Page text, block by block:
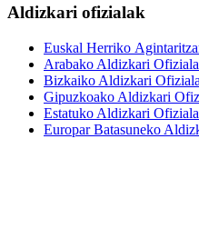
Aldizkari ofizialak
Euskal Herriko
Arabako Aldizkari Ofiziala
Bizkaiko Aldizkari Ofiziala
Gipuzkoako Aldizkari
Estatuko Aldizkari Ofiziala
Europar Batasuneko